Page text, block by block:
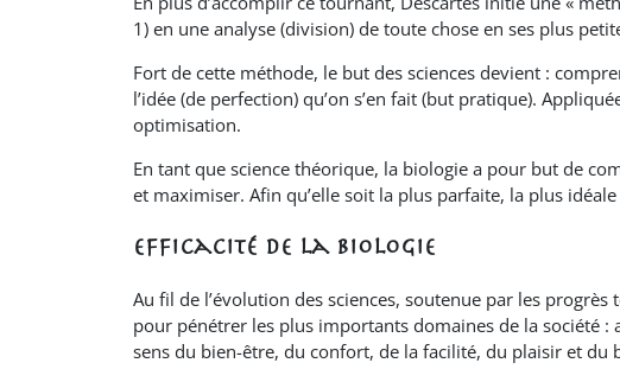
1) en une analyse (division) de toute chose en ses plus
Fort de cette méthode, le but des sciences devient :
l’idée (de perfection) qu’on s’en fait (but pratique).
optimisation.
En tant que science théorique, la biologie a pour but de
et maximiser. Afin qu’elle soit la plus parfaite, la plus
Efficacité de la biologie
Au fil de l’évolution des sciences, soutenue par les
pour pénétrer les plus importants domaines de la société
sens du bien-être, du confort, de la facilité, du plaisir et du